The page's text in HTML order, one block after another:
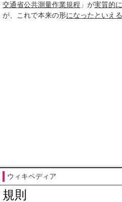
交通省公共測量作業規程 」が実質的に
が、これで本来の形になった といえる
ウィキペディア
規則